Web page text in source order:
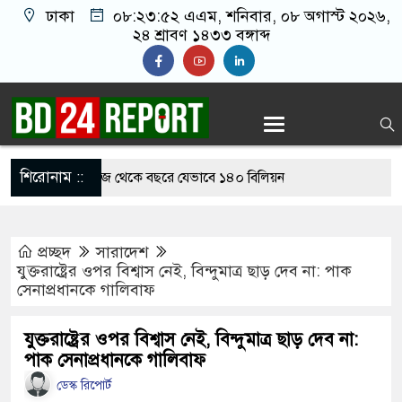
ঢাকা ০৮:২৩:৫৩ এএম, শনিবার, ০৮ অগাস্ট ২০২৬,
২৪ শ্রাবণ ১৪৩৩ বঙ্গাব্দ
শিরোনাম ::
করেও হরমুজ থেকে বছরে যেভাবে ১৪০ বিলিয়ন
যোগ দিয়েই জমি উপহার পেলেন সালাহ
না হওয়ায় ভাই-বোনসহ তরুণীর চুল কেটে গাছে বেঁধে
যোগ দিয়েই জমি উপহার পেলেন মোহাম্মদ সালাহ
প্রচ্ছদ
সারাদেশ
যুক্তরাষ্ট্রের ওপর বিশ্বাস নেই, বিন্দুমাত্র ছাড় দেব না: পাক
সেনাপ্রধানকে গালিবাফ
যুক্তরাষ্ট্রের ওপর বিশ্বাস নেই, বিন্দুমাত্র ছাড় দেব না:
পাক সেনাপ্রধানকে গালিবাফ
ডেস্ক রিপোর্ট